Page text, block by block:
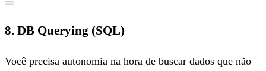
8. DB Querying (SQL)
Você precisa autonomia na hora de buscar dados que não